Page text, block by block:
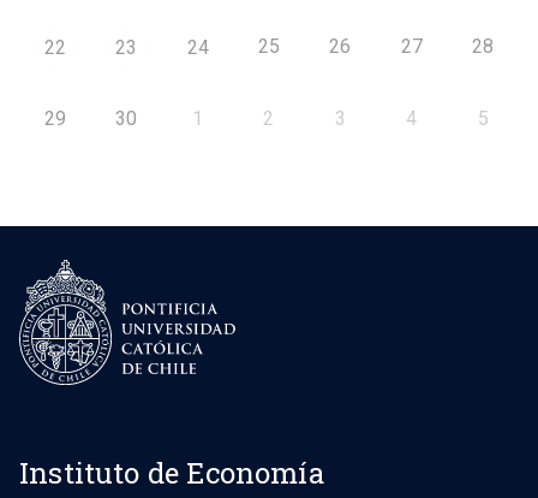
22 23 24 25 26 27 28
29 30 1 2 3 4 5
Instituto de Economía